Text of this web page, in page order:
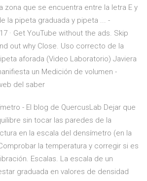
zona que se encuentra entre la letra E y
la pipeta graduada y pipeta ... -
· Get YouTube without the ads. Skip
out why Close. Uso correcto de la
aforada (Video Laboratorio) Javiera
un Medición de volumen -
del saber
- El blog de QuercusLab Dejar que
sin tocar las paredes de la
en la escala del densímetro (en la
la temperatura y corregir si es
Escalas. La escala de un
graduada en valores de densidad